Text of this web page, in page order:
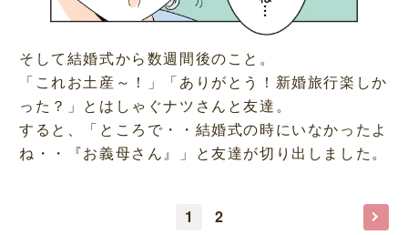
そして結婚式から数週間後のこと。
「これお土産～！」「ありがとう！新婚旅行楽しか
った？」とはしゃぐナツさんと友達。
すると、「ところで・・結婚式の時にいなかったよ
ね・・『お義母さん』」と友達が切り出しました。
1 2